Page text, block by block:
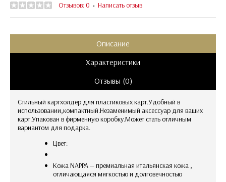
Отзывов: 0 • Написать отзыв
Описание
Характеристики
Отзывы (0)
Стильный картхолдер для пластиковых карт.Удобный в
использовании,компактный.Незаменимый аксессуар для ваших
карт.Упакован в фирменную коробку.Может стать отличным
вариантом для подарка.
Цвет:
Кожа NAPPA — премиальная итальянская кожа ,
отличающаяся мягкостью и долговечностью